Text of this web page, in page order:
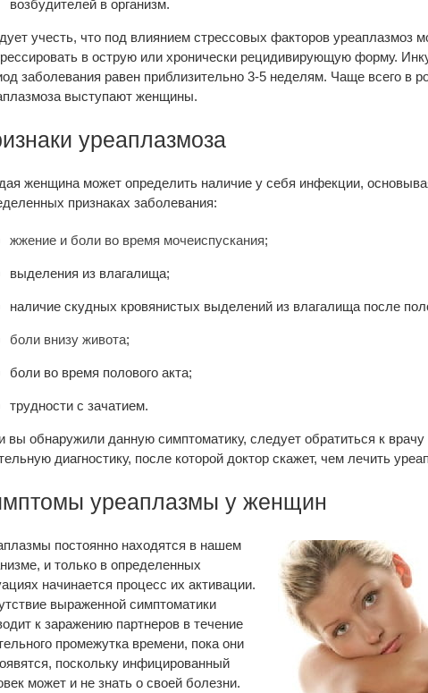
возбудителей в организм.
учесть, что под влиянием стрессовых факторов уреаплазмоз
в острую или хронически рецидивирующую форму.
заболевания равен приблизительно 3-5 неделям. Чаще всего в
выступают женщины.
уреаплазмоза
женщина может определить наличие у себя инфекции,
признаках заболевания:
жжение и боли во время мочеиспускания;
выделения из влагалища;
наличие скудных кровянистых выделений из влагалища после
боли внизу живота;
боли во время полового акта;
трудности с зачатием.
вы обнаружили данную симптоматику, следует обратиться к врачу
диагностику, после которой доктор скажет, чем лечить
уреаплазмы у женщин
постоянно находятся в нашем
и только в определенных
начинается процесс их активации.
выраженной симптоматики
к заражению партнеров в течение
промежутка времени, пока они
поскольку инфицированный
может и не знать о своей болезни.